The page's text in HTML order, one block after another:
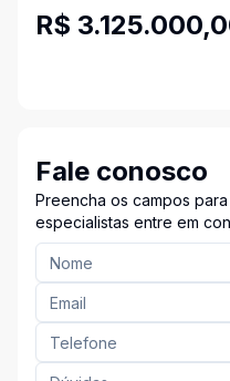
R$
Fale conosco
Preencha os campos
especialistas entre em